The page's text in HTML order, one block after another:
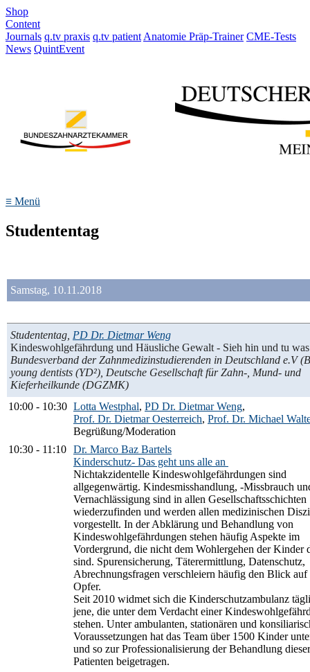
Shop
Content
Journals q.tv praxis q.tv patient Anatomie Präp-Trainer CME-Tests
News QuintEvent
≡ Menü
Studententag
Samstag, 10.11.2018
Studententag PD Dr. Dietmar Weng
Kindeswohlgefährdung und Häusliche Gewalt - Sieh hin und tu
Bundesverband der Zahnmedizinstudierenden in Deutschland e.V
young dentists (YD²), Deutsche Gesellschaft für Zahn-, Mund- und
Kieferheilkunde (DGZMK)
10:00 - 10:30 Lotta Westphal, PD Dr. Dietmar Weng,
Prof. Dr. Dietmar Oesterreich, Prof. Dr. Michael
Begrüßung/Moderation
10:30 - 11:10 Dr. Marco Baz Bartels
Kinderschutz- Das geht uns alle an
Nichtakzidentelle Kindeswohlgefährdungen sind
allgegenwärtig. Kindesmisshandlung, -Missbrauch
Vernachlässigung sind in allen Gesellschaftsschichten
wiederzufinden und werden allen medizinischen
vorgestellt. In der Abklärung und Behandlung von
Kindeswohlgefährdungen stehen häufig Aspekte im
Vordergrund, die nicht dem Wohlergehen der Kinder
sind. Spurensicherung, Täterermittlung, Datenschutz,
Abrechnungsfragen verschleiern häufig den Blick auf
Opfer.
Seit 2010 widmet sich die Kinderschutzambulanz
jene, die unter dem Verdacht einer
stehen. Unter ambulanten, stationären und
Voraussetzungen hat das Team über 1500 Kinder
und so zur Professionalisierung der Behandlung
Patienten beigetragen.